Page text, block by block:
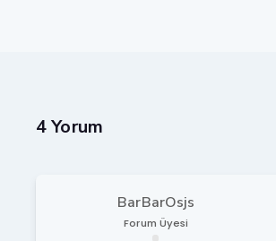
4 Yorum
BarBarOsjs
Forum Üyesi